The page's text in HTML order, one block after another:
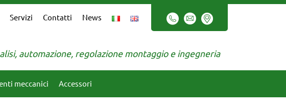
Servizi Contatti News
automazione, regolazione montaggio e ingegneria
meccanici Accessori